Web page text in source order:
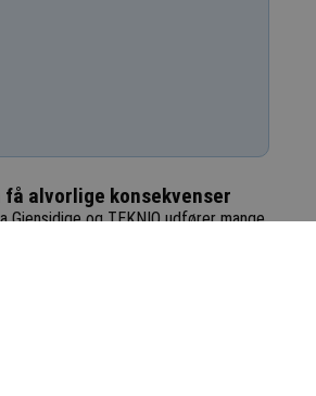
alvorlige konsekvenser
og TEKNIQ udfører mange